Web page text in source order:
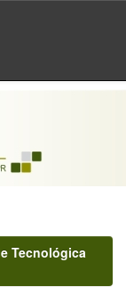
Tecnológica